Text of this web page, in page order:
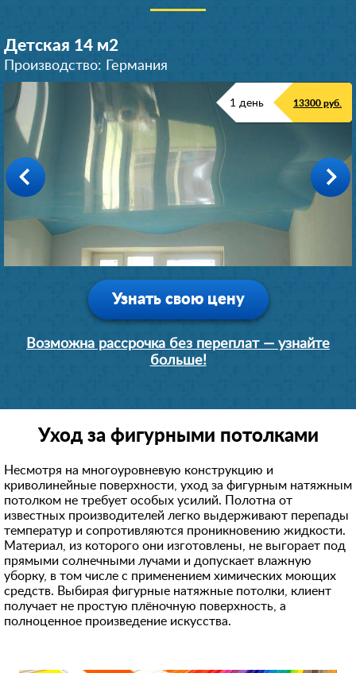
Детская 14 м2
Производство: Германия
1 день 13300 руб.
Коридор 32 м 2
Производство: Германия
1 день 30400 руб.
Коридор 38 м 2
Производство: Германия
1 день 36100 руб.
Прихожая 10 м
Производство: Германия
1 день 9500 руб.
Кухня 20 м2
Производство: Германия
1 день 19000 руб.
Узнать свою цену
Возможна рассрочка без переплат — узнайте
больше!
Уход за фигурными потолками
Несмотря на многоуровневую конструкцию и
криволинейные поверхности, уход за фигурным натяжным
потолком не требует особых усилий. Полотна от
известных производителей легко выдерживают перепады
температур и сопротивляются проникновению жидкости.
Материал, из которого они изготовлены, не выгорает под
прямыми солнечными лучами и допускает влажную
уборку, в том числе с применением химических моющих
средств. Выбирая фигурные натяжные потолки, клиент
получает не простую плёночную поверхность, а
полноценное произведение искусства.